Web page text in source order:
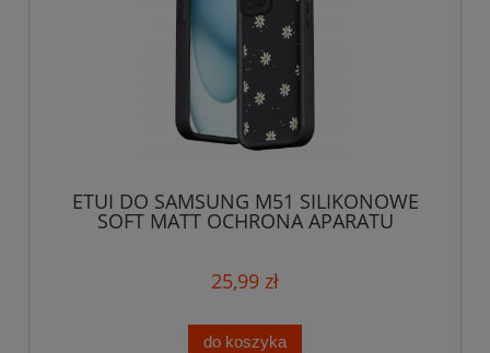
ETUI DO SAMSUNG M51 SILIKONOWE
SOFT MATT OCHRONA APARATU
25,99 zł
do koszyka